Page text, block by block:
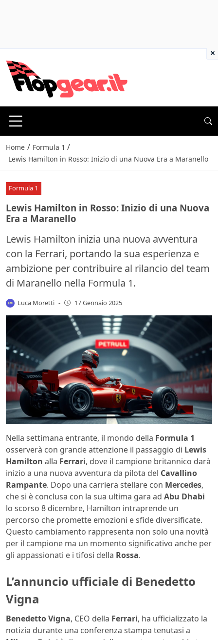
Home / Formula 1 /
Lewis Hamilton in Rosso: Inizio di una Nuova Era a Maranello
Formula 1
Lewis Hamilton in Rosso: Inizio di una Nuova
Era a Maranello
Lewis Hamilton inizia una nuova avventura
con la Ferrari, portando la sua esperienza e
ambizione per contribuire al rilancio del team
di Maranello nella Formula 1.
Luca Moretti - 17 Gennaio 2025
Nella settimana entrante, il mondo della Formula 1
osserverà con grande attenzione il passaggio di Lewis
Hamilton alla Ferrari, dove il campione britannico darà
inizio a una nuova avventura da pilota del Cavallino
Rampante. Dopo una carriera stellare con Mercedes,
che si è conclusa con la sua ultima gara ad Abu Dhabi
lo scorso 8 dicembre, Hamilton intraprende un
percorso che promette emozioni e sfide diversificate.
Questo cambiamento rappresenta non solo una novità
per il campione ma un momento significativo anche per
gli appassionati e i tifosi della Rossa.
L’annuncio ufficiale di Benedetto
Vigna
Benedetto Vigna, CEO della Ferrari, ha ufficializzato la
notizia durante una conferenza stampa tenutasi a
×